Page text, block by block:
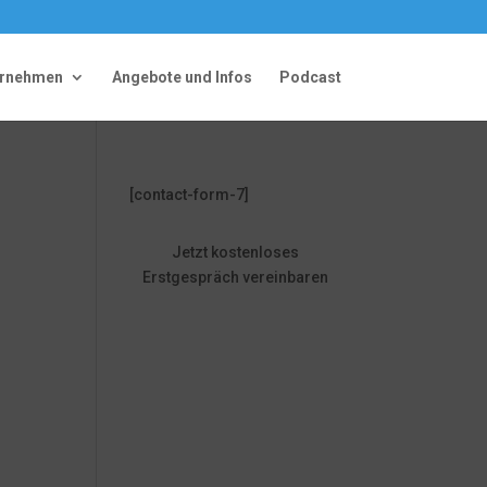
Angebote und Infos Podcast
[contact-form-7]
Jetzt kostenloses
Erstgespräch vereinbaren